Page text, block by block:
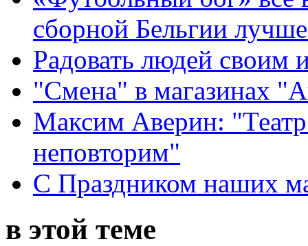
сборной Бельгии
Радовать людей своим
"Смена" в магазинах
Максим Аверин:
неповторим"
С Праздником наших
в этой теме